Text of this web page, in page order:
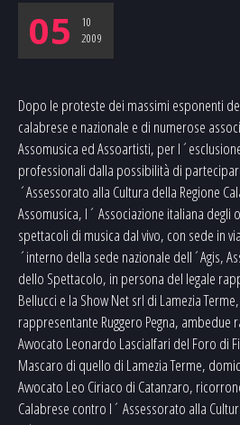
05
10
2009
Dopo le proteste dei massimi esponenti
calabrese e nazionale e di numerose
Assomusica ed Assoartisti, per
professionali dalla possibilità di
´Assessorato alla Cultura della Regione
Assomusica, l´ Associazione italiana
spettacoli di musica dal vivo, con sede in
´interno della sede nazionale dell´Agis,
dello Spettacolo, in persona del legale
Bellucci e la Show Net srl di Lamezia
rappresentante Ruggero Pegna,
Avvocato Leonardo Lascialfari del Foro di
Mascaro di quello di Lamezia Terme,
Avvocato Leo Ciriaco di Catanzaro,
Calabrese contro l´ Assessorato alla